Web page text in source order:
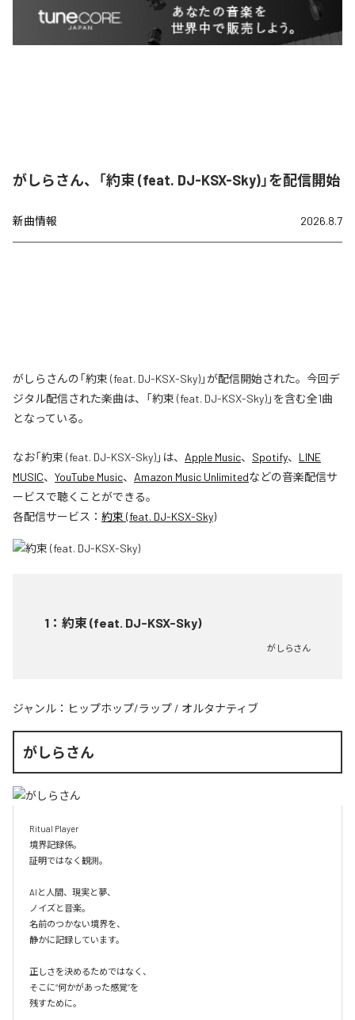
がしらさん、「約束 (feat. DJ-KSX-Sky)」を配信開始
新曲情報 2026.8.7
がしらさんの「約束 (feat. DJ-KSX-Sky)」が配信開始された。今回デ
ジタル配信された楽曲は、「約束 (feat. DJ-KSX-Sky)」を含む全1曲
となっている。
なお「約束 (feat. DJ-KSX-Sky)」は、 Apple Music、 Spotify、 LINE
MUSIC、 YouTube Music、 Amazon Music Unlimitedなどの音楽配信サ
ービスで聴くことができる。
各配信サービス： 約束 (feat. DJ-KSX-Sky)
1 ： 約束 (feat. DJ-KSX-Sky)
がしらさん
ジャンル： ヒップホップ/ラップ / オルタナティブ
がしらさん
Ritual Player
境界記録係。
証明ではなく観測。
AIと人間、現実と夢、
ノイズと音楽。
名前のつかない境界を、
静かに記録しています。
正しさを決めるためではなく、
そこに“何かがあった感覚”を
残すために。